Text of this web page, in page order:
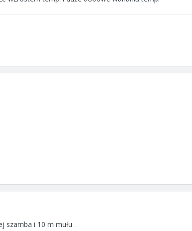
szamba i 10 m mułu .